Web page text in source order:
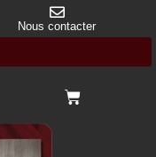
Nous contacter